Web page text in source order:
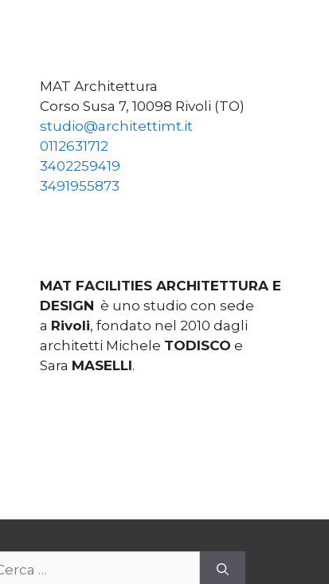
MAT Architettura
Corso Susa 7, 10098 Rivoli (TO)
studio@architettimt.it
0112631712
3402259419
3491955873
MAT FACILITIES ARCHITETTURA E
DESIGN è uno studio con sede
a Rivoli, fondato nel 2010 dagli
architetti Michele TODISCO e
Sara MASELLI.